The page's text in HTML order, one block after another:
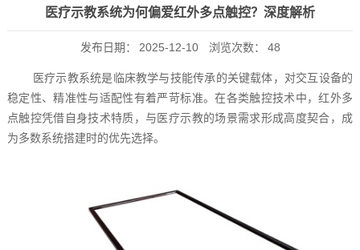
医疗示教系统为何偏爱红外多点触控？深度解析
发布日期： 2025-12-10 浏览次数： 48
医疗示教系统是临床教学与技能传承的关键载体，对交互设备的
稳定性、精准性与适配性有着严苛标准。在各类触控技术中，红外多
点触控凭借自身技术特质，与医疗示教的场景需求形成高度契合，成
为多数系统搭建时的优先选择。